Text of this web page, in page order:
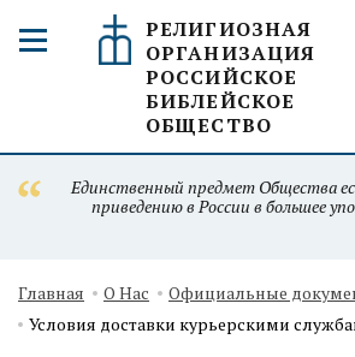
РЕЛИГИОЗНАЯ
ОРГАНИЗАЦИЯ
РОССИЙСКОЕ
БИБЛЕЙСКОЕ
ОБЩЕСТВО
Единственный предмет Общества
приведению в России в большее
Главная О Нас
Официальные
Условия доставки курьерскими